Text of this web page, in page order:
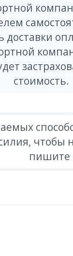
стоимость.
чтобы
пишите